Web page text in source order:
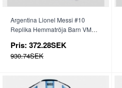
Argentina Lionel Messi #10
Replika Hemmatröja Barn VM
Pris: 372.28SEK
930.74SEK